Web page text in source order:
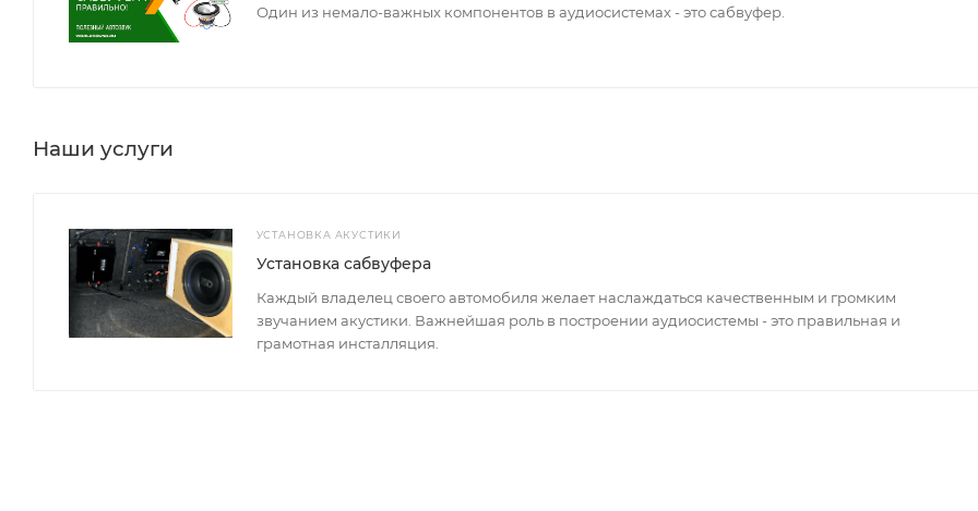
Один из немало-важных компонентов в аудиосистемах - это сабвуфер.
Наши услуги
УСТАНОВКА АКУСТИКИ
Установка сабвуфера
Каждый владелец своего автомобиля желает наслаждаться качественным и громким
звучанием акустики. Важнейшая роль в построении аудиосистемы - это правильная и
грамотная инсталляция.